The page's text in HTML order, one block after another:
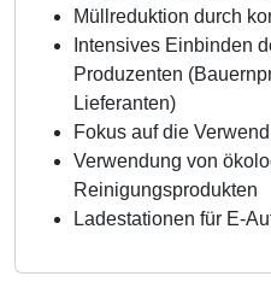
Müllreduktion durch
Intensives Einbinden
Produzenten
Lieferanten)
Fokus auf die
Verwendung von
Reinigungsprodukten
Ladestationen für E-